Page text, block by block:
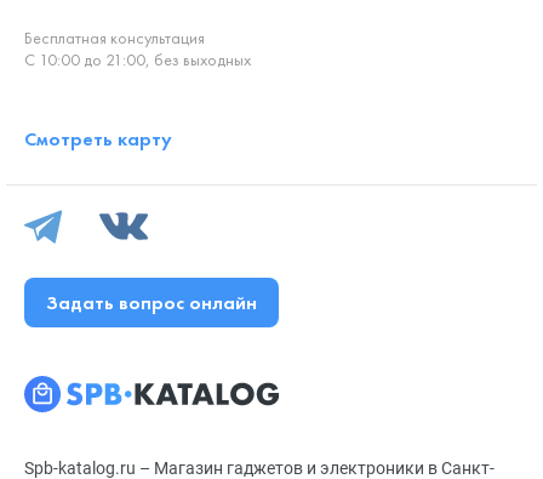
Spb-katalog.ru – Магазин гаджетов и электроники в Санкт-
Бесплатная консультация
С 10:00 до 21:00, без выходных
Смотреть карту
Задать вопрос онлайн